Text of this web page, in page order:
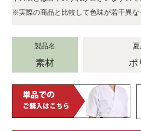
※実際の商品と比較して色味が若干異な
製品名
素材 ポ